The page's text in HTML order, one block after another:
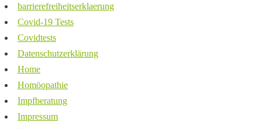
barrierefreiheitserklaerung
Covid-19 Tests
Covidtests
Datenschutzerklärung
Home
Homöopathie
Impfberatung
Impressum